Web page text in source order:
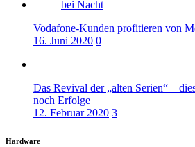
Vodafone-Kunden profitieren von
16. Juni 2020 0
Das Revival der „alten Serien“ –
noch Erfolge
12. Februar 2020 3
Hardware